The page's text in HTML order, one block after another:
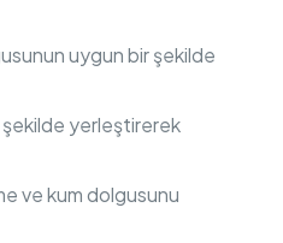
uygun bir şekilde
şekilde yerleştirerek
ve kum dolgusunu